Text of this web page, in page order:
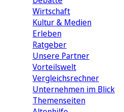
Wirtschaft
Kultur & Medien
Erleben
Ratgeber
Unsere Partner
Vorteilswelt
Vergleichsrechner
Unternehmen im Blick
Themenseiten